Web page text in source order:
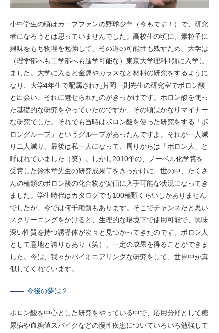
小中学生の頃はカープファンの野球少年（今もです！）で、研究
者になろうとは思っていませんでした。高校生の頃に、素粒子に
興味をもち物理を勉強して、その道の可能性も残すため、大学は
（理学部へも工学部へも進学可能な）東京大学理科1類に入学し
ました。大学に入ると金属やガラスなど材料の研究をするように
なり、大学4年生で配属された片岡一則先生の研究室でボロン酸
と出会い、それに魅せられたのがきっかけです。ボロン酸を使っ
た基礎的な研究をやっていたのですが、その頃はかなりマイナー
な研究でした。それでも当時はボロン酸を使った研究をする「ボ
ロングループ」というグループがあったんですよ。それが一人減
り二人減り、最後は私一人になって、周りからは「ボロン人」と
呼ばれていました（笑）。しかし2010年の、ノーベル化学賞を
受賞した鈴木章先生の研究成果等をきっかけに、世の中、たくさ
んの種類のボロン酸の化合物が安価に入手可能な状況になってき
ました。学生時代はカタログでも100種類くらいしかありません
でしたが、今では何千種類もあります。そこでチャンスだと思い
スクリーニングをかけると、生理的な環境下で使用可能で、興味
深い性質を持つ誘導体が次々と見つかってきたのです。ボロン人
として意地と誇りもあり（笑）、一定の成果を得ることができま
した。今は、我々がパイオニアリングな研究をして、世界中が真
似してくれています。
今後の夢は？
ボロン酸を中心とした研究をやっている中で、応用分野として糖
尿病や血糖値スパイクなどの慢性疾患についていろいろ勉強して